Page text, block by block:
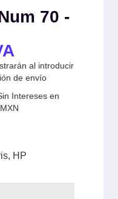
70 -
al introducir
de envío
Intereses en
HP